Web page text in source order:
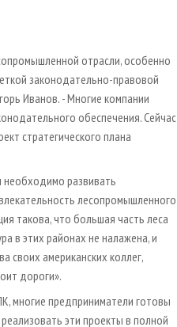
отрасли, особенно
законодательно-правовой
Иванов. - Многие компании
обеспечения. Сейчас
стратегического плана
необходимо развивать
лесопромышленного
такова, что большая часть леса
в этих районах не налажена, и
своих американских коллег,
дороги».
многие предприниматели готовы
эти проекты в полной